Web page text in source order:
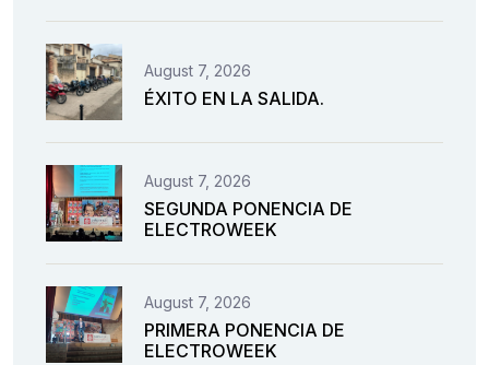
August 7, 2026
ÉXITO EN LA SALIDA.
August 7, 2026
SEGUNDA PONENCIA DE
ELECTROWEEK
August 7, 2026
PRIMERA PONENCIA DE
ELECTROWEEK